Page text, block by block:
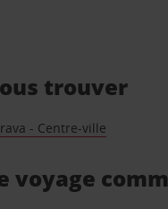
trouver
- Centre-ville
voyage